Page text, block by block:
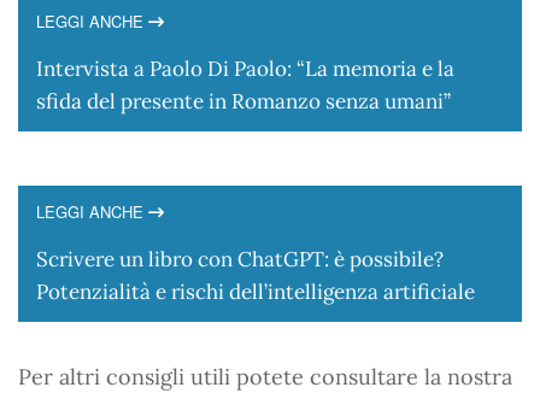
LEGGI ANCHE
Intervista a Paolo Di Paolo: “La memoria e la
sfida del presente in Romanzo senza umani”
LEGGI ANCHE
Scrivere un libro con ChatGPT: è possibile?
Potenzialità e rischi dell’intelligenza artificiale
Per altri consigli utili potete consultare la nostra